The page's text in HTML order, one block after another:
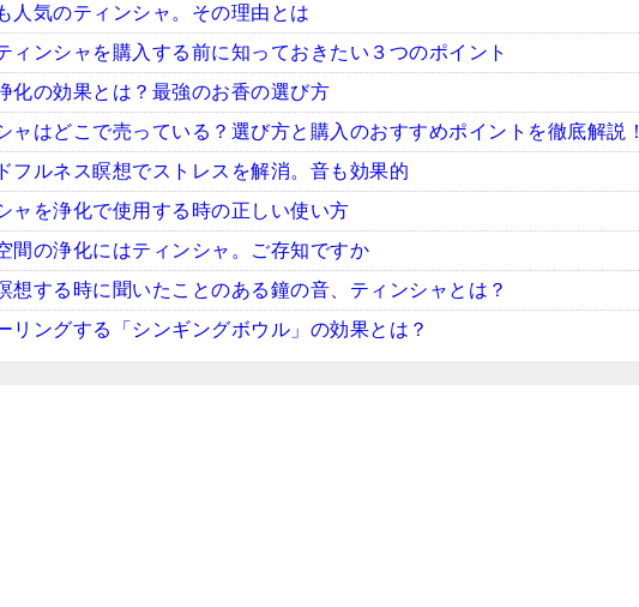
人気のティンシャ。その理由とは
ィンシャを購入する前に知っておきたい３つのポイント
化の効果とは？最強のお香の選び方
ャはどこで売っている？選び方と購入のおすすめポイントを徹底解説！
フルネス瞑想でストレスを解消。音も効果的
ャを浄化で使用する時の正しい使い方
間の浄化にはティンシャ。ご存知ですか
想する時に聞いたことのある鐘の音、ティンシャとは？
リングする「シンギングボウル」の効果とは？